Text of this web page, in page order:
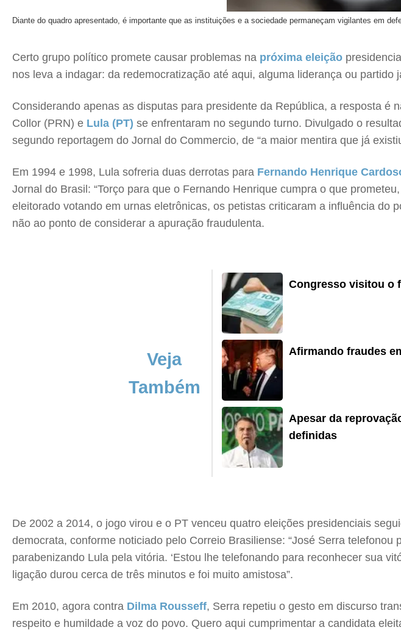
Diante do quadro apresentado, é importante que as instituições e a sociedade permaneçam vigilantes em
Certo grupo político promete causar problemas na próxima eleição
nos leva a indagar: da redemocratização até aqui, alguma liderança ou partido
Considerando apenas as disputas para presidente da República, a resposta
Collor (PRN) e Lula (PT) se enfrentaram no segundo turno. Divulgado o
segundo reportagem do Jornal do Commercio, de “a maior mentira que já
Em 1994 e 1998, Lula sofreria duas derrotas para Fernando Henrique
Jornal do Brasil: “Torço para que o Fernando Henrique cumpra o que
eleitorado votando em urnas eletrônicas, os petistas criticaram a influência
não ao ponto de considerar a apuração fraudulenta.
Veja
Também
Congresso visitou o
Afirmando fraudes
Apesar da
definidas
De 2002 a 2014, o jogo virou e o PT venceu quatro eleições presidenciais
democrata, conforme noticiado pelo Correio Brasiliense: “José Serra
parabenizando Lula pela vitória. ‘Estou lhe telefonando para reconhecer sua
ligação durou cerca de três minutos e foi muito amistosa”.
Em 2010, agora contra Dilma Rousseff, Serra repetiu o gesto em discurso
respeito e humildade a voz do povo. Quero aqui cumprimentar a candidata